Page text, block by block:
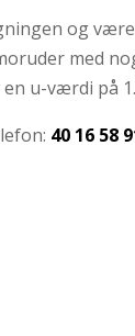
og
med
u-værdi på
40 16 58